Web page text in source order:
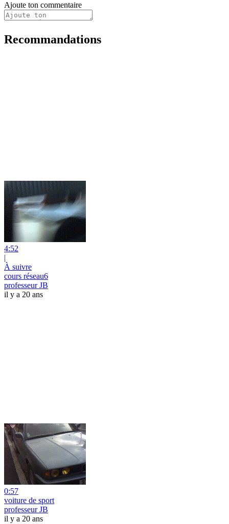
Ajoute ton commentaire
Recommandations
4:52
|
À suivre
cours réseau6
professeur JB
il y a 20 ans
0:57
voiture de sport
professeur JB
il y a 20 ans